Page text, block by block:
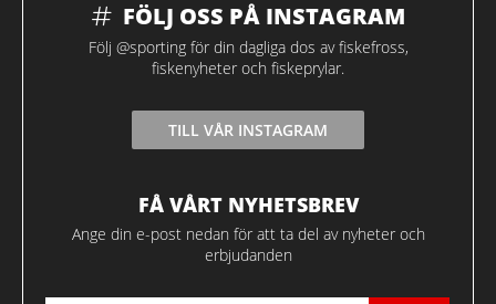
FÖLJ OSS PÅ INSTAGRAM
Följ @sporting för din dagliga dos av fiskefross,
fiskenyheter och fiskeprylar.
TILL VÅR INSTAGRAM
FÅ VÅRT NYHETSBREV
Ange din e-post nedan för att ta del av nyheter och
erbjudanden